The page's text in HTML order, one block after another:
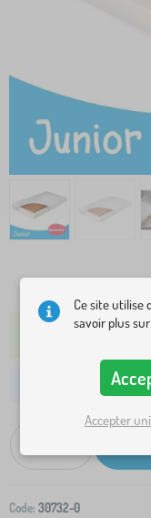
Livraison à votre
Code: 30732-0
Ce site utilise
savoir plus
Accepter